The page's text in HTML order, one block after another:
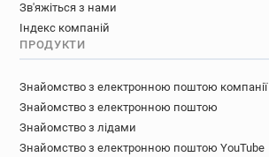
Зв'яжіться з нами
Індекс компаній
ПРОДУКТИ
Знайомство з електронною поштою компанії
Знайомство з електронною поштою
Знайомство з лідами
Знайомство з електронною поштою YouTube